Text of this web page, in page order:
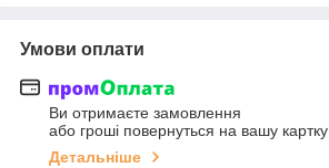
Умови оплати
Ви отримаєте замовлення
або гроші повернуться на вашу картку
Детальніше